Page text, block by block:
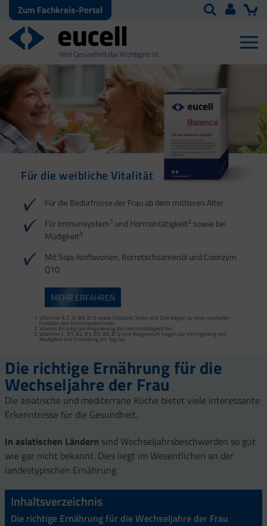
Zum Fachkreis-Portal
Für die weibliche Vitalität
Für die Bedürfnisse der Frau ab dem mittleren Alter
Für Immunsystem1 und Hormontätigkeit2 sowie bei
Müdigkeit3
Mit Soja-Isoflavonen, Borretschsamenöl und Coenzym
Q10
MEHR ERFAHREN
Vitamine A, C, D, B6, B12 sowie Folsäure, Selen und Zink tragen zu einer normalen
Funktion des Immunsystems bei.
Vitamin B6 trägt zur Regulierung der Hormontätigkeit bei.
Vitamine C, B1, B2, B3, B5, B6, B12 und Magnesium tragen zur Verringerung von
Müdigkeit und Ermüdung am Tag bei.
Die richtige Ernährung für die
Wechseljahre der Frau
Die asiatische und mediterrane Küche bietet viele interessante
Erkenntnisse für die Gesundheit.
In asiatischen Ländern sind Wechseljahrsbeschwerden so gut
wie gar nicht bekannt. Dies liegt im Wesentlichen an der
landestypischen Ernährung.
Inhaltsverzeichnis
Die richtige Ernährung für die Wechseljahre der Frau